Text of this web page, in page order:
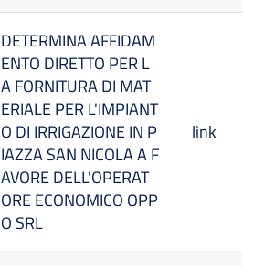
DETERMINA AFFIDAM
ENTO DIRETTO PER L
A FORNITURA DI MAT
ERIALE PER L'IMPIANT
O DI IRRIGAZIONE IN P
IAZZA SAN NICOLA A F
AVORE DELL'OPERAT
ORE ECONOMICO OPP
O SRL
link